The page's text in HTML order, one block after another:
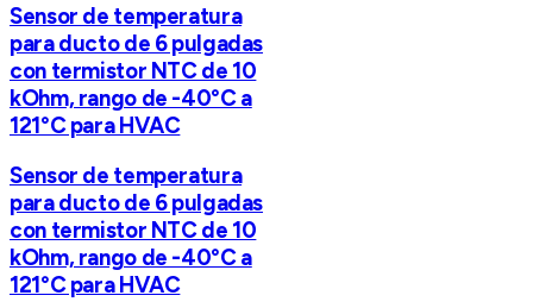
Sensor de temperatura
para ducto de 6 pulgadas
con termistor NTC de 10
kOhm, rango de -40°C a
121°C para HVAC
Sensor de temperatura
para ducto de 6 pulgadas
con termistor NTC de 10
kOhm, rango de -40°C a
121°C para HVAC